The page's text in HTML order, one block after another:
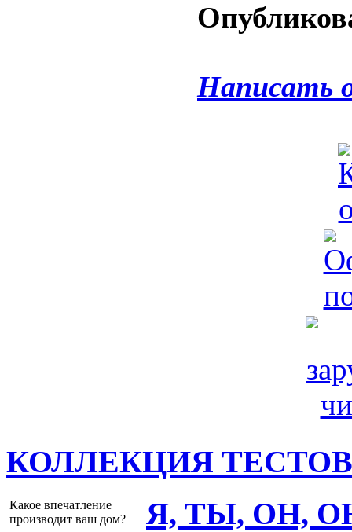
Написать
КОЛЛЕКЦИЯ ТЕСТОВ
Какое впечатление
производит ваш дом?
Я, ТЫ, ОН,